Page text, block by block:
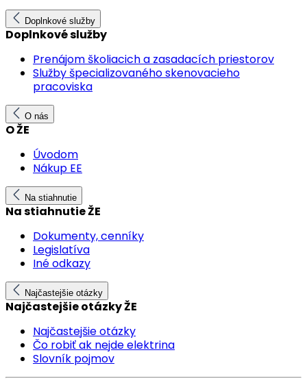
Doplnkové služby
Doplnkové služby
Prenájom školiacich a zasadacích priestorov
Služby špecializovaného skenovacieho
pracoviska
O nás
O ŽE
Úvodom
Nákup EE
Na stiahnutie
Na stiahnutie ŽE
Dokumenty, cenníky
Legislatíva
Iné odkazy
Najčastejšie otázky
Najčastejšie otázky ŽE
Najčastejšie otázky
Čo robiť ak nejde elektrina
Slovník pojmov